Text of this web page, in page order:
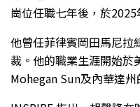
崗位任職七年後，於2025
他曾任菲律賓岡田馬尼拉
裁。他的職業生涯開始於
Mohegan Sun及內華達